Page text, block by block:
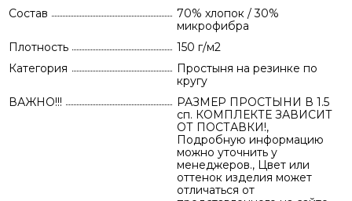
Состав
70% хлопок / 30%
микрофибра
Плотность
150 г/м2
Категория
Простыня на резинке по
кругу
ВАЖНО!!!
РАЗМЕР ПРОСТЫНИ В 1.5
сп. КОМПЛЕКТЕ ЗАВИСИТ
ОТ ПОСТАВКИ!,
Подробную информацию
можно уточнить у
менеджеров., Цвет или
оттенок изделия может
отличаться от